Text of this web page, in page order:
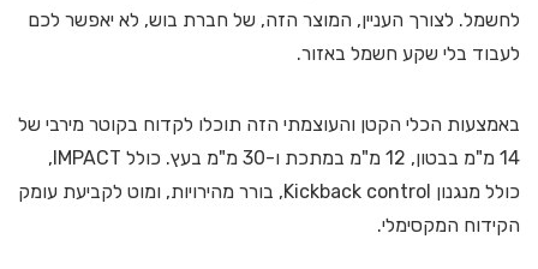
לחשמל. לצורך העניין, המוצר הזה, של חברת בוש, לא יאפשר לכם
לעבוד בלי שקע חשמל באזור.
באמצעות הכלי הקטן והעוצמתי הזה תוכלו לקדוח בקוטר מירבי של
14 מ"מ בבטון, 12 מ"מ במתכת ו-30 מ"מ בעץ. כולל IMPACT,
כולל מנגנון Kickback control, בורר מהירויות, ומוט לקביעת עומק
הקידוח המקסימלי.